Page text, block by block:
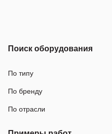
Поиск оборудования
По типу
По бренду
По отрасли